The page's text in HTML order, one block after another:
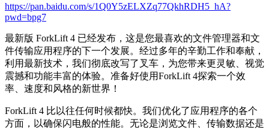
https://pan.baidu.com/s/1Q0Y5zELXZq77QkhRDH5_hA?
pwd=bpg7
最新版 ForkLift 4 已经发布，这是您最喜欢的文件管理器和文
件传输应用程序的下一个发展。经过多年的辛勤工作和奉献，
利用最新技术，我们彻底改写了叉车，为您带来更灵敏、视觉
震撼和功能丰富的体验。准备好使用ForkLift 4探索一个效
率、速度和风格的新世界！
ForkLift 4 比以往任何时候都快。我们优化了应用程序的各个
方面，以确保闪电般的性能。无论是浏览文件、传输数据还是